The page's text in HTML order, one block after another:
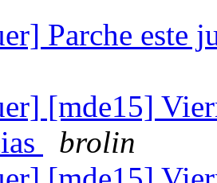
Parche este
[mde15]
brolin